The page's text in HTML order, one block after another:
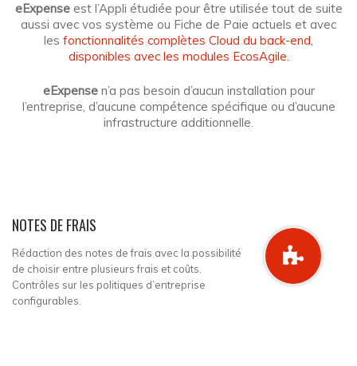
eExpenseest l’Appli étudiée pour être utilisée tout de suite
aussi avec vos système ou Fiche de Paie actuels et avec
les fonctionnalités complètes Cloud du back-end,
disponibles avec les modules EcosAgile.
eExpensen’a pas besoin d’aucun installation pour
l’entreprise, d’aucune compétence spécifique ou d’aucune
infrastructure additionnelle.
NOTES DE FRAIS
Rédaction des notes de frais avec la possibilité
de choisir entre plusieurs frais et coûts.
Contrôles sur les politiques d’entreprise
configurables.